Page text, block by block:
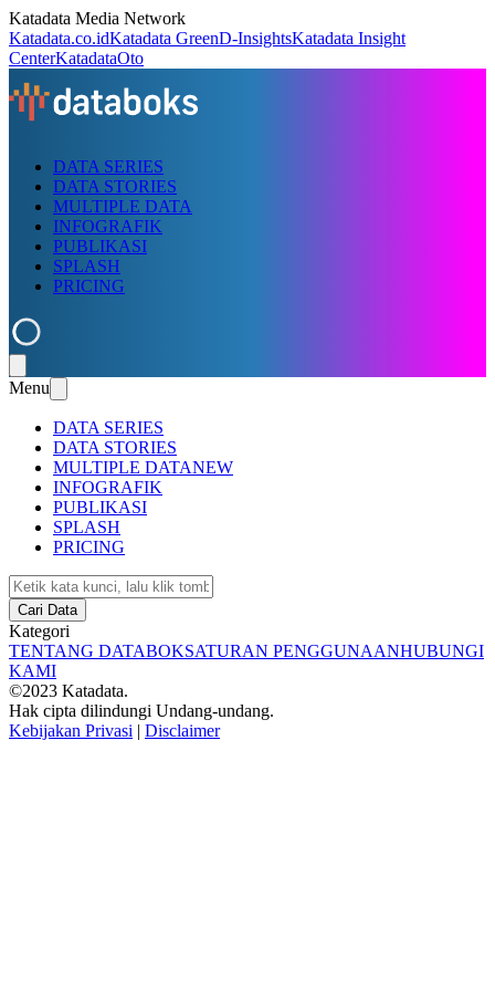
Katadata Media Network
Katadata.co.idKatadata GreenD-InsightsKatadata Insight
CenterKatadataOto
DATA SERIES
DATA STORIES
MULTIPLE DATA
INFOGRAFIK
PUBLIKASI
SPLASH
PRICING
Menu
DATA SERIES
DATA STORIES
MULTIPLE DATANEW
INFOGRAFIK
PUBLIKASI
SPLASH
PRICING
Cari Data
Kategori
TENTANG DATABOKSATURAN PENGGUNAANHUBUNGI
KAMI
©2023 Katadata.
Hak cipta dilindungi Undang-undang.
Kebijakan Privasi | Disclaimer